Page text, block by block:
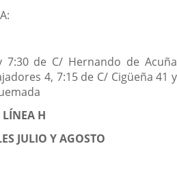
7:30 de C/ Hernando de Acuña
4, 7:15 de C/ Cigüeña 41 y
LÍNEA H
JULIO Y AGOSTO